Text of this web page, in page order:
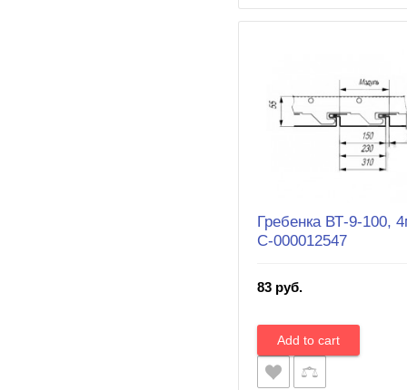
Гребенка ВТ-9-100,
С-000012547
83 руб.